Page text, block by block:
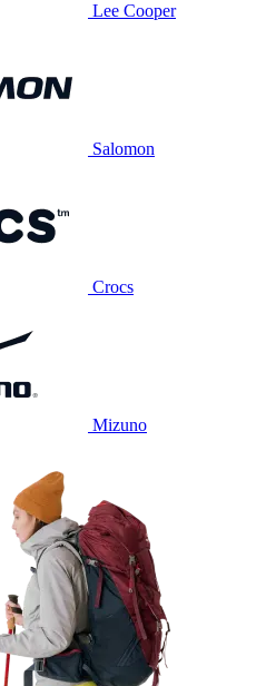
Lee Cooper
Salomon
Crocs
Mizuno